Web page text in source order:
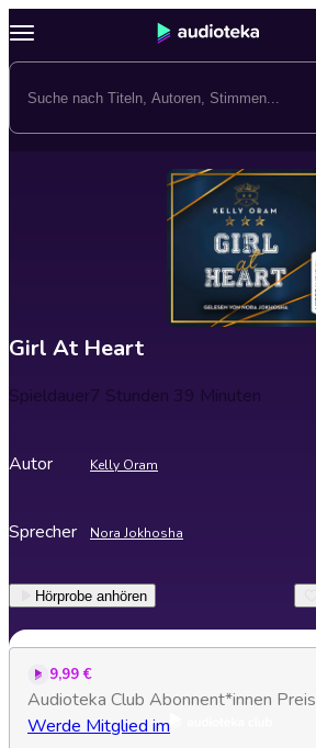
Girl At Heart
Spieldauer7 Stunden 39 Minuten
Autor Kelly Oram
Sprecher Nora Jokhosha
Hörprobe anhören
9,99 €
Audioteka Club Abonnent*innen Preis
Werde Mitglied im